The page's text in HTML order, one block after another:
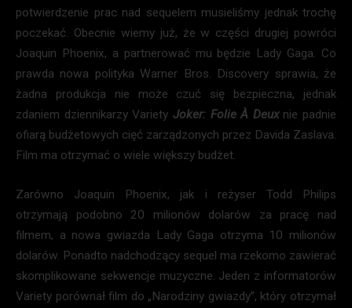
potwierdzenie prac nad sequelem musieliśmy jednak trochę
poczekać. Obecnie wiemy już, że w części drugiej powróci
Joaquin Phoenix, a partnerować mu będzie Lady Gaga. Co
prawda nowa polityka Warner Bros. Discovery sprawia, że
żadna produkcja nie może czuć się bezpieczna, jednak
zdaniem dziennikarzy Variety Joker: Folie À Deuxnie padnie
ofiarą budżetowych cięć zarządzonych przez Davida Zaslava.
Film ma otrzymać o wiele większy budżet.
Zarówno Joaquin Phoenix, jak i reżyser Todd Philips
otrzymają podobno 20 milionów dolarów za pracę nad
filmem, a nowa gwiazda Lady Gaga otrzyma 10 milionów
dolarów. Ponadto nadchodzący sequel ma rzekomo zawierać
skomplikowane sekwencje muzyczne. Jeden z informatorów
Variety porównał film do „Narodziny gwiazdy”, który otrzymał